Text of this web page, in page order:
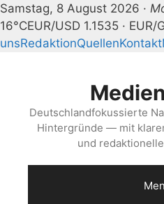
Samstag, 8 August 2026 ·
16°CEUR/USD 1.1535 · EUR/
unsRedaktionQuellenKontakt
Deutschlandfokussierte
Hintergründe — mit
und